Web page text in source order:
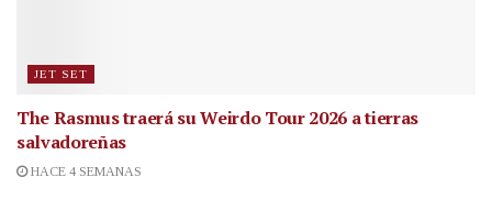
JET SET
The Rasmus traerá su Weirdo Tour 2026 a tierras
salvadoreñas
HACE 4 SEMANAS